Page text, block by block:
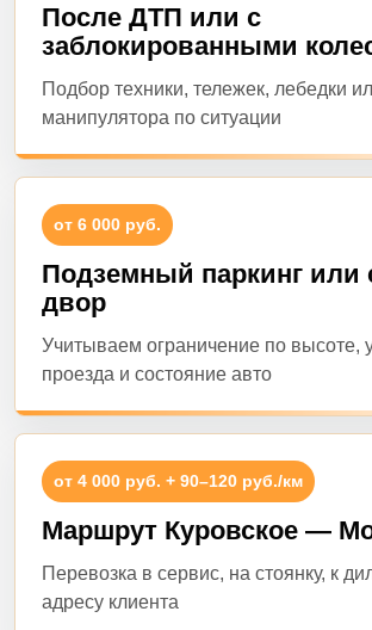
После ДТП или с
заблокированными
Подбор техники, тележек, лебедки
манипулятора по ситуации
от 6 000 руб.
Подземный паркинг
двор
Учитываем ограничение по высоте,
проезда и состояние авто
от 4 000 руб. + 90–120 руб./км
Маршрут Куровское —
Перевозка в сервис, на стоянку, к
адресу клиента